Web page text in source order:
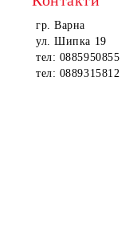
гр. Варна
ул. Шипка 19
тел: 0885950855
тел: 0889315812